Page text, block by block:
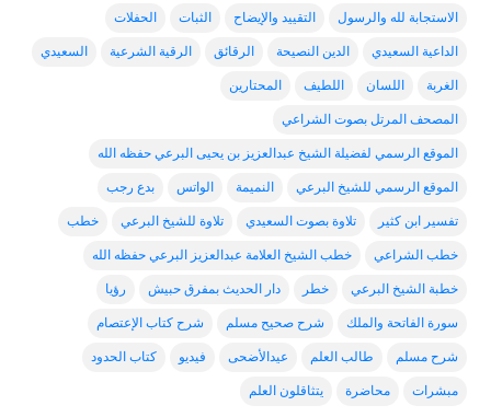
الاستجابة لله والرسول التقييد والإيضاح الثبات الحفلات
الداعية السعيدي الدين النصيحة الرقائق الرقية الشرعية السعيدي
الغربة اللسان اللطيف المحتارين
المصحف المرتل بصوت الشراعي
الموقع الرسمي لفضيلة الشيخ عبدالعزيز بن يحيى البرعي حفظه الله
الموقع الرسمي للشيخ البرعي النميمة الواتس بدع رجب
تفسير ابن كثير تلاوة بصوت السعيدي تلاوة للشيخ البرعي خطب
خطب الشراعي خطب الشيخ العلامة عبدالعزيز البرعي حفظه الله
خطبة الشيخ البرعي خطر دار الحديث بمفرق حبيش رؤيا
سورة الفاتحة والملك شرح صحيح مسلم شرح كتاب الإعتصام
شرح مسلم طالب العلم عيدالأضحى فيديو كتاب الحدود
مبشرات محاضرة يتثاقلون العلم